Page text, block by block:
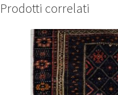
Prodotti correlati